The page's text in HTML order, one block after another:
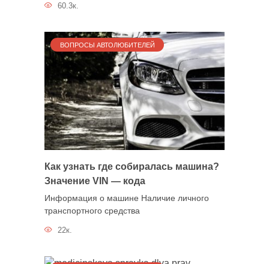
60.3к.
ВОПРОСЫ АВТОЛЮБИТЕЛЕЙ
Как узнать где собиралась машина?
Значение VIN — кода
Информация о машине Наличие личного
транспортного средства
22к.